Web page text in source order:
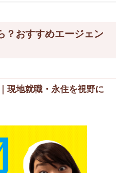
？おすすめエージェン
現地就職・永住を視野に